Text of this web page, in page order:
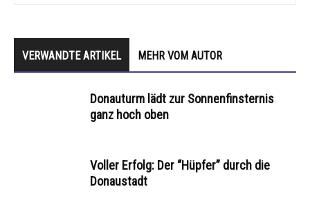
VERWANDTE ARTIKEL MEHR VOM AUTOR
Donauturm lädt zur Sonnenfinsternis
ganz hoch oben
Voller Erfolg: Der “Hüpfer” durch die
Donaustadt